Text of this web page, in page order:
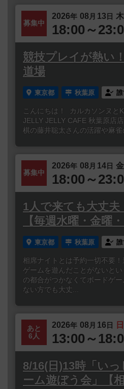
募集中
2026年 08 月 13日 木
18:00～
競技プレイが熱い
道場
東京都 秋葉原
こんにちは！ カルカソンヌと
JELLY JELLY CAFE 秋葉原店
棋の藤井聡太さんの活躍や麻雀
募集中
2026年 08 月 14日 金
18:00～
1人で来ても大丈夫
【毎週水曜・金曜・
東京都 秋葉原
相席ナイトとは予約一切不要
ゲームを遊んだことがないと
の都合がつかなくてボードゲ
ない方でも大丈...
あと
6人
2026年 08 月 16日 日
13:00～
8/16(日)13時「い
ーム遊ぼう会」【相